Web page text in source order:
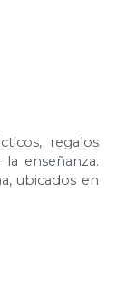
regalos
enseñanza.
ubicados en